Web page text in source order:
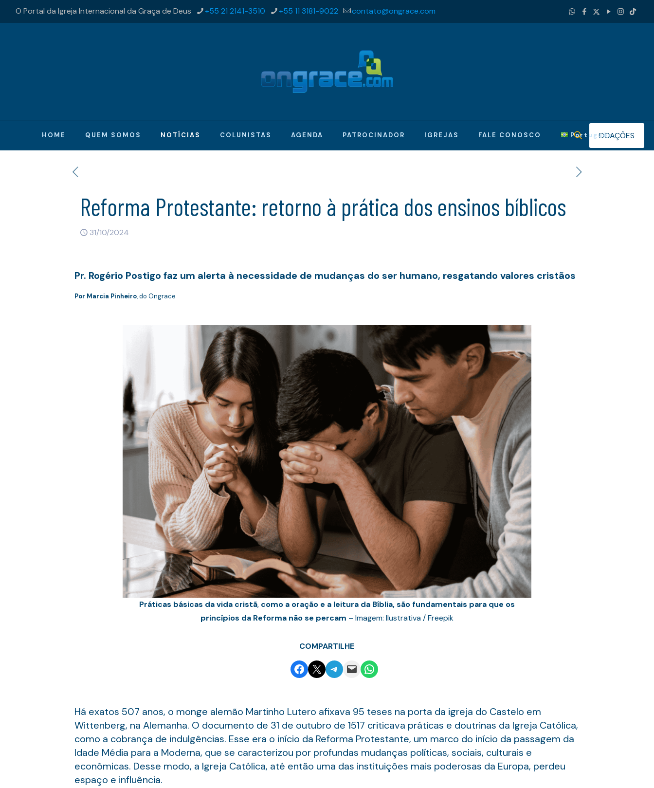
O Portal da Igreja Internacional da Graça de Deus +55 21 2141-3510 +55 11 3181-9022 contato@ongrace.com
HOME QUEM SOMOS NOTÍCIAS COLUNISTAS AGENDA PATROCINADOR IGREJAS FALE CONOSCO PortuguêsDOAÇÕES
Reforma Protestante: retorno à prática dos ensinos bíblicos
31/10/2024
Pr. Rogério Postigo faz um alerta à necessidade de mudanças do ser humano, resgatando valores cristãos
Por Marcia Pinheiro, do Ongrace
Práticas básicas da vida cristã, como a oração e a leitura da Bíblia, são fundamentais para que os
princípios da Reforma não se percam – Imagem: Ilustrativa / Freepik
COMPARTILHE
Share on Facebook
Email this PageShare on Telegram
Email this PageShare on WhatsApp
Há exatos 507 anos, o monge alemão Martinho Lutero afixava 95 teses na porta da igreja do Castelo em
Wittenberg, na Alemanha. O documento de 31 de outubro de 1517 criticava práticas e doutrinas da Igreja Católica,
como a cobrança de indulgências. Esse era o início da Reforma Protestante, um marco do início da passagem da
Idade Média para a Moderna, que se caracterizou por profundas mudanças políticas, sociais, culturais e
econômicas. Desse modo, a Igreja Católica, até então uma das instituições mais poderosas da Europa, perdeu
espaço e influência.